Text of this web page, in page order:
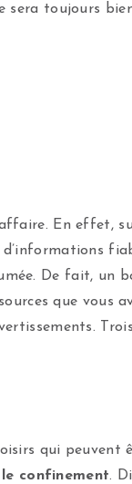
sera toujours
En effet,
d’informations
De fait, un
que vous
qui peuvent
confinement.